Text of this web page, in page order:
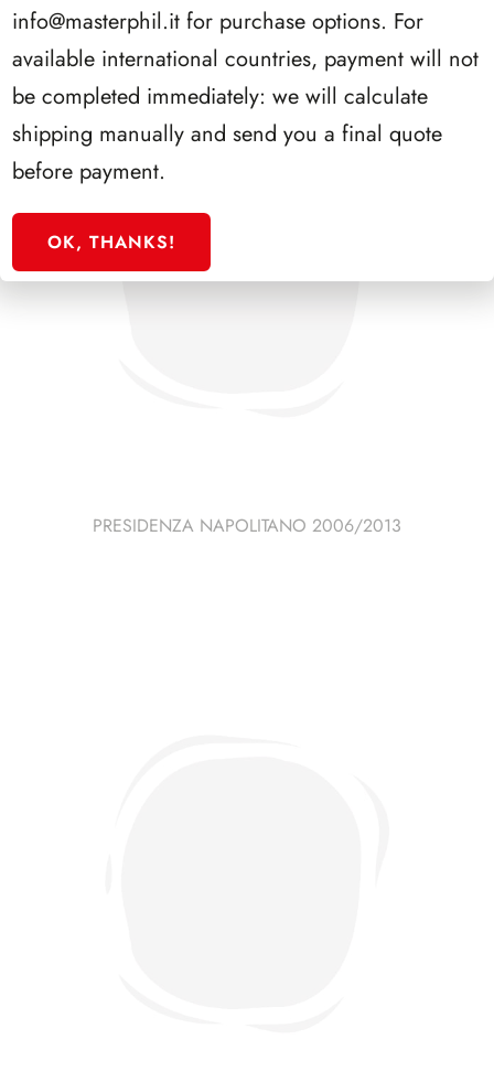
PRESIDENZA NAPOLITANO 2006/2013
info@masterphil.it for purchase options. For
available international countries, payment will not
be completed immediately: we will calculate
shipping manually and send you a final quote
before payment.
OK, THANKS!